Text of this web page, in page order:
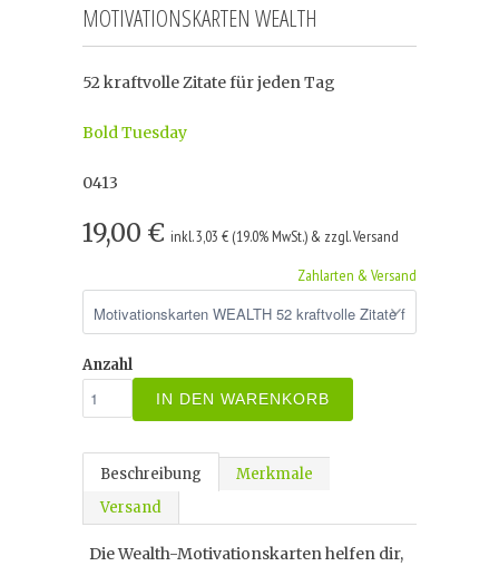
MOTIVATIONSKARTEN WEALTH
52 kraftvolle Zitate für jeden Tag
Bold Tuesday
0413
19,00 € inkl. 3,03 € (19.0% MwSt.) & zzgl. Versand
Zahlarten & Versand
Anzahl
IN DEN WARENKORB
Beschreibung
Merkmale
Versand
Die Wealth-Motivationskarten helfen dir,